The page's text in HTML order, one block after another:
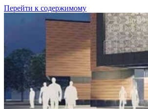
Перейти к содержимому